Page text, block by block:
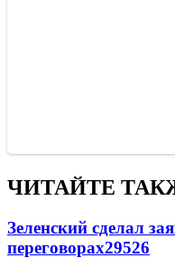
ЧИТАЙТЕ
Зеленский сделал
переговорах29526